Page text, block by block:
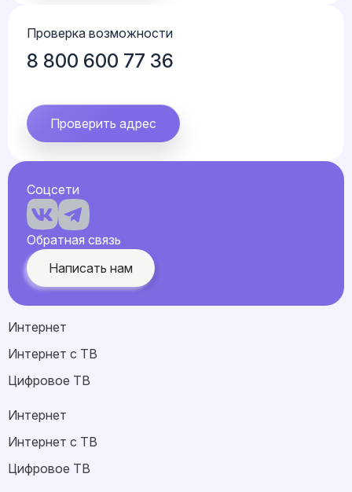
Проверка возможности
8 800 600 77 36
Проверить адрес
Соцсети
Обратная связь
Написать нам
Интернет
Интернет с ТВ
Цифровое ТВ
Интернет
Интернет с ТВ
Цифровое ТВ